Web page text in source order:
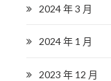
2024 年 3 月
2024 年 1 月
2023 年 12 月